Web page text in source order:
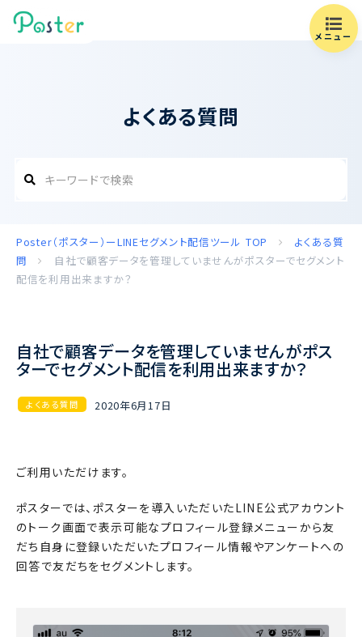
メニュー
よくある質問
Poster（ポスター）ーLINEセグメント配信ツール TOP
よくある質
問
自社で顧客データを管理していませんがポスターでセグメント
配信を利用出来ますか？
自社で顧客データを管理していませんがポス
ターでセグメント配信を利用出来ますか？
よくある質問 2020年6月17日
ご利用いただけます。
ポスターでは、ポスターを導入いただいたLINE公式アカウント
のトーク画面で表示可能なプロフィール登録メニューから友
だち自身に登録いただいたプロフィール情報やアンケートへの
回答で友だちをセグメントします。